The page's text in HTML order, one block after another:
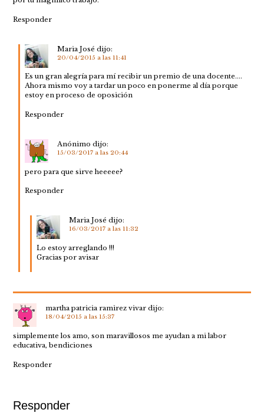
Responder
Maria José dijo:
20/04/2015 a las 11:41
Es un gran alegría para mí recibir un premio de una docente….
Ahora mismo voy a tardar un poco en ponerme al día porque
estoy en proceso de oposición
Responder
Anónimo dijo:
15/03/2017 a las 20:44
pero para que sirve heeeee?
Responder
Maria José dijo:
16/03/2017 a las 11:32
Lo estoy arreglando !!!
Gracias por avisar
martha patricia ramìrez vivar dijo:
18/04/2015 a las 15:37
simplemente los amo, son maravillosos me ayudan a mi labor
educativa, bendiciones
Responder
Responder